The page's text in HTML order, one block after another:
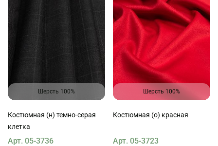
Шерсть 100%
Костюмная (н) темно-серая
клетка
Арт. 05-3736
Шерсть 100%
Костюмная (о) красная
Арт. 05-3723